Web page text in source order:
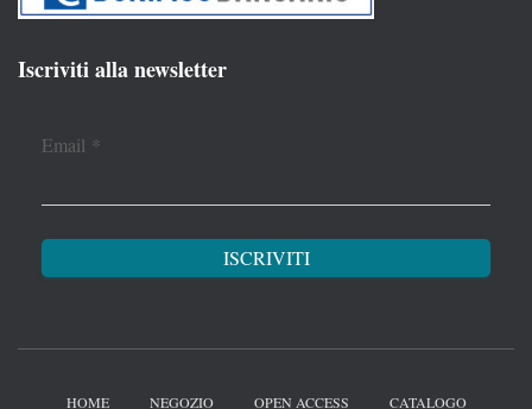
Iscriviti alla newsletter
Email *
HOME NEGOZIO OPEN ACCESS CATALOGO